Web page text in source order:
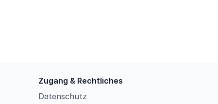
Zugang & Rechtliches
Datenschutz